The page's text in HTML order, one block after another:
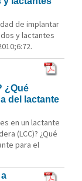
de implantar
y lactantes
¿Qué
del lactante
en un lactante
(LCC)? ¿Qué
para el